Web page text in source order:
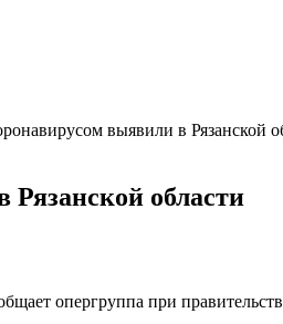
выявили в Рязанской
области
опергруппа при